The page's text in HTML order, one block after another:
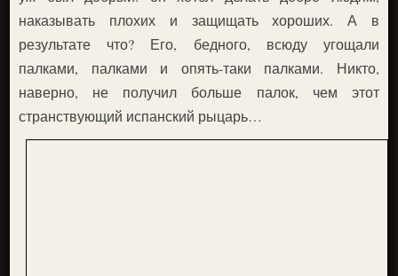
наказывать плохих и защищать хороших. А в
результате что? Его, бедного, всюду угощали
палками, палками и опять-таки палками. Никто,
наверно, не получил больше палок, чем этот
странствующий испанский рыцарь…